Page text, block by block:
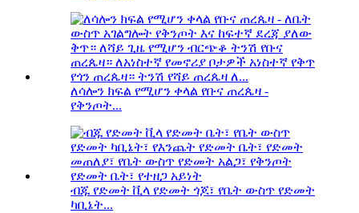
ለሳሎን ክፍል የሚሆን ቀላል የቡና ጠረጴዛ -
የቅንጦት...
ብጁ የድመት ቪላ የድመት ጎጆ፣ የቤት ውስጥ የድመት
ካቢኔት...